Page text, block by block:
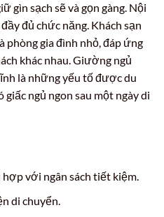
gìn sạch sẽ và gọn gàng. Nội
đủ chức năng. Khách sạn
phòng gia đình nhỏ, đáp ứng
khác nhau. Giường ngủ
là những yếu tố được du
giấc ngủ ngon sau một ngày di
với ngân sách tiết kiệm.
di chuyển.